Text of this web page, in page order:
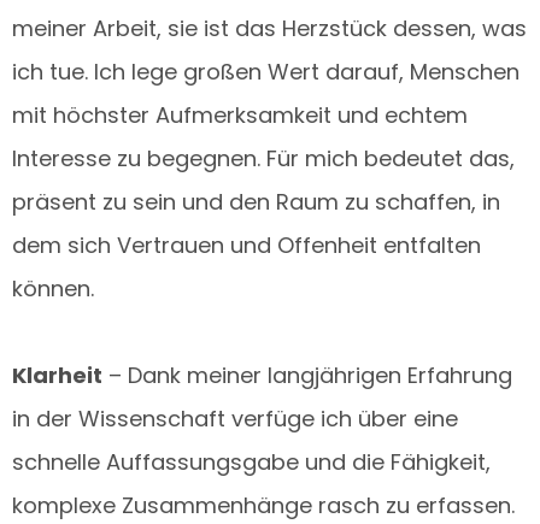
meiner Arbeit, sie ist das Herzstück dessen, was
ich tue. Ich lege großen Wert darauf, Menschen
mit höchster Aufmerksamkeit und echtem
Interesse zu begegnen. Für mich bedeutet das,
präsent zu sein und den Raum zu schaffen, in
dem sich Vertrauen und Offenheit entfalten
können.
Klarheit – Dank meiner langjährigen Erfahrung
in der Wissenschaft verfüge ich über eine
schnelle Auffassungsgabe und die Fähigkeit,
komplexe Zusammenhänge rasch zu erfassen.